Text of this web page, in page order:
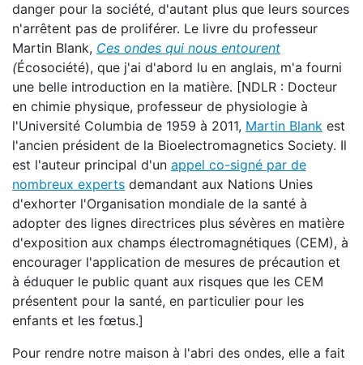
danger pour la société, d'autant plus que leurs sources
n'arrêtent pas de proliférer. Le livre du professeur
Martin Blank, Ces ondes qui nous entourent
(Écosociété), que j'ai d'abord lu en anglais, m'a fourni
une belle introduction en la matière. [NDLR : Docteur
en chimie physique, professeur de physiologie à
l'Université Columbia de 1959 à 2011, Martin Blank est
l'ancien président de la Bioelectromagnetics Society. Il
est l'auteur principal d'un appel co-signé par de
nombreux experts demandant aux Nations Unies
d'exhorter l'Organisation mondiale de la santé à
adopter des lignes directrices plus sévères en matière
d'exposition aux champs électromagnétiques (CEM), à
encourager l'application de mesures de précaution et
à éduquer le public quant aux risques que les CEM
présentent pour la santé, en particulier pour les
enfants et les fœtus.]
Pour rendre notre maison à l'abri des ondes, elle a fait